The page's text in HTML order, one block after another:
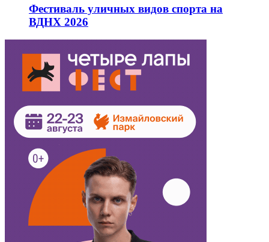
Фестиваль уличных видов спорта на
ВДНХ 2026